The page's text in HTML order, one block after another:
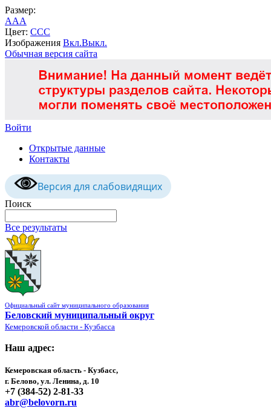
Размер:
AAA
Цвет: CCC
Изображения Вкл.Выкл.
Обычная версия сайта
Войти
Открытые данные
Контакты
Версия для слабовидящих
Поиск
Все результаты
Официальный сайт муниципального образования
Беловский муниципальный округ
Кемеровской области - Кузбасса
Наш адрес:
Кемеровская область - Кузбасс,
г. Белово, ул. Ленина, д. 10
+7 (384-52) 2-81-33
abr@belovorn.ru